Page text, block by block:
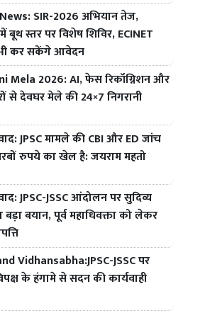
SIR-2026 अभियान तेज,
में बूथ स्तर पर विशेष शिविर, ECINET
कर सकेंगे आवेदन
Mela 2026: AI, फेस रिकॉग्निशन और
से देवघर मेले की 24×7 निगरानी
JPSC मामले की CBI और ED जांच
रुपये का खेल है: जयराम महतो
JPSC-JSSC आंदोलन पर सुदिव्य
बयान, पूर्व महाधिवक्ता को लेकर
Vidhansabha:JPSC-JSSC पर
के हंगामे से सदन की कार्यवाही